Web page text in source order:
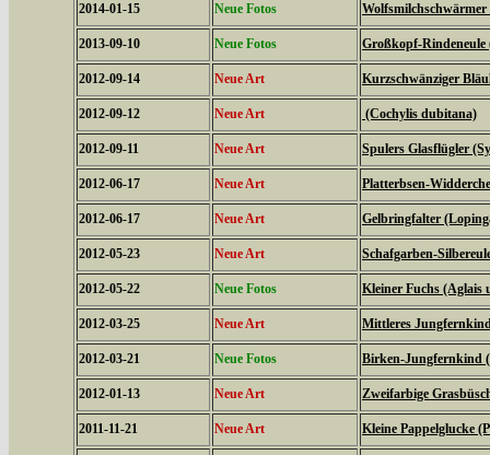
2014-01-15 Neue Fotos
2013-09-10 Neue Fotos Großkopf-Rindeneule
2012-09-14 Neue Art Kurzschwänziger
2012-09-12 Neue Art (Cochylis dubitana)
2012-09-11 Neue Art Spulers Glasflügler
2012-06-17 Neue Art Platterbsen-
2012-06-17 Neue Art Gelbringfalter
2012-05-23 Neue Art Schafgarben-
2012-05-22 Neue Fotos Kleiner Fuchs (Aglais
2012-03-25 Neue Art Mittleres
2012-03-21 Neue Fotos Birken-Jungfernkind
2012-01-13 Neue Art Zweifarbige
2011-11-21 Neue Art Kleine Pappelglucke